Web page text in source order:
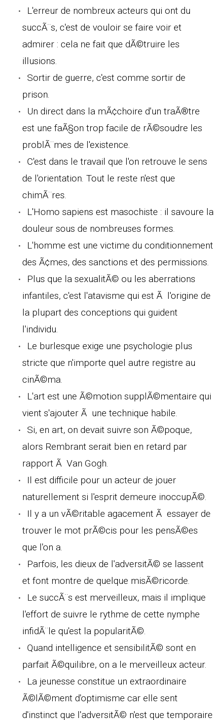
L'erreur de nombreux acteurs qui ont du
succÃ¨s, c'est de vouloir se faire voir et
admirer : cela ne fait que dÃ©truire les
illusions.
Sortir de guerre, c'est comme sortir de
prison.
Un direct dans la mÃ¢choire d'un traÃ®tre
est une faÃ§on trop facile de rÃ©soudre les
problÃ¨mes de l'existence.
C'est dans le travail que l'on retrouve le sens
de l'orientation. Tout le reste n'est que
chimÃ¨res.
L'Homo sapiens est masochiste : il savoure la
douleur sous de nombreuses formes.
L'homme est une victime du conditionnement
des Ã¢mes, des sanctions et des permissions.
Plus que la sexualitÃ© ou les aberrations
infantiles, c'est l'atavisme qui est Ã l'origine de
la plupart des conceptions qui guident
l'individu.
Le burlesque exige une psychologie plus
stricte que n'importe quel autre registre au
cinÃ©ma.
L'art est une Ã©motion supplÃ©mentaire qui
vient s'ajouter Ã une technique habile.
Si, en art, on devait suivre son Ã©poque,
alors Rembrant serait bien en retard par
rapport Ã Van Gogh.
Il est difficile pour un acteur de jouer
naturellement si l'esprit demeure inoccupÃ©.
Il y a un vÃ©ritable agacement Ã essayer de
trouver le mot prÃ©cis pour les pensÃ©es
que l'on a.
Parfois, les dieux de l'adversitÃ© se lassent
et font montre de quelque misÃ©ricorde.
Le succÃ¨s est merveilleux, mais il implique
l'effort de suivre le rythme de cette nymphe
infidÃ¨le qu'est la popularitÃ©.
Quand intelligence et sensibilitÃ© sont en
parfait Ã©quilibre, on a le merveilleux acteur.
La jeunesse constitue un extraordinaire
Ã©lÃ©ment d'optimisme car elle sent
d'instinct que l'adversitÃ© n'est que temporaire